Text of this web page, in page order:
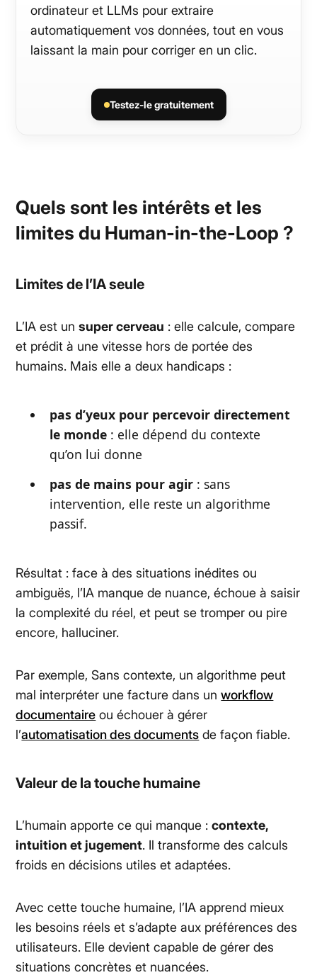
ordinateur et LLMs pour extraire
automatiquement vos données, tout en vous
laissant la main pour corriger en un clic.
Testez-le gratuitement
Quels sont les intérêts et les
limites du Human-in-the-Loop ?
Limites de l’IA seule
L’IA est unsuper cerveau : elle calcule, compare
et prédit à une vitesse hors de portée des
humains. Mais elle a deux handicaps :
pas d’yeux pour percevoir directement
le monde : elle dépend du contexte
qu’on lui donne
pas de mains pour agir : sans
intervention, elle reste un algorithme
passif.
Résultat : face à des situations inédites ou
ambiguës, l’IA manque de nuance, échoue à saisir
la complexité du réel, et peut se tromper ou pire
encore, halluciner.
Par exemple, Sans contexte, un algorithme peut
mal interpréter une facture dans unworkflow
documentaire ou échouer à gérer
l’automatisation des documents de façon fiable.
Valeur de la touche humaine
L’humain apporte ce qui manque :contexte,
intuition et jugement. Il transforme des calculs
froids en décisions utiles et adaptées.
Avec cette touche humaine, l’IA apprend mieux
les besoins réels et s’adapte aux préférences des
utilisateurs. Elle devient capable de gérer des
situations concrètes et nuancées.